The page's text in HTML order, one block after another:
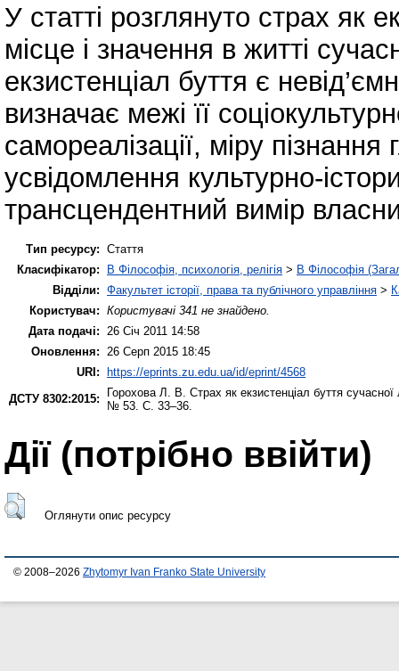
У статті розглянуто страх як
місце і значення в житті
екзистенціал буття є
визначає межі її
самореалізації, міру пізнання
усвідомлення культурно-
трансцендентний вимір
Тип ресурсу: Стаття
Класифікатор:
B Філософія, психологія, релігія > B Філософія
Відділи: Факультет історії, права та публічного управління >
Користувач: Користувачі 341 не знайдено.
Дата подачі:
26 Січ 2011 14:58
Оновлення:
26 Серп 2015 18:45
URI: https://eprints.zu.edu.ua/id/eprint/4568
ДСТУ 8302:2015:
Горохова Л. В. Страх як екзистенціал буття
№ 53. С. 33–36.
Дії ​​(потрібно ввійти)
Оглянути опис ресурсу
© 2008–2026 Zhytomyr Ivan Franko State University